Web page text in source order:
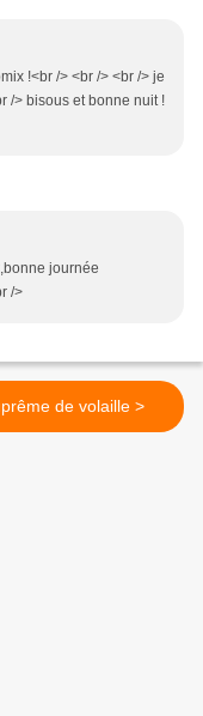
!<br /> <br /> <br /> je
/> bisous et bonne nuit !
journée
/>
suprême de volaille >